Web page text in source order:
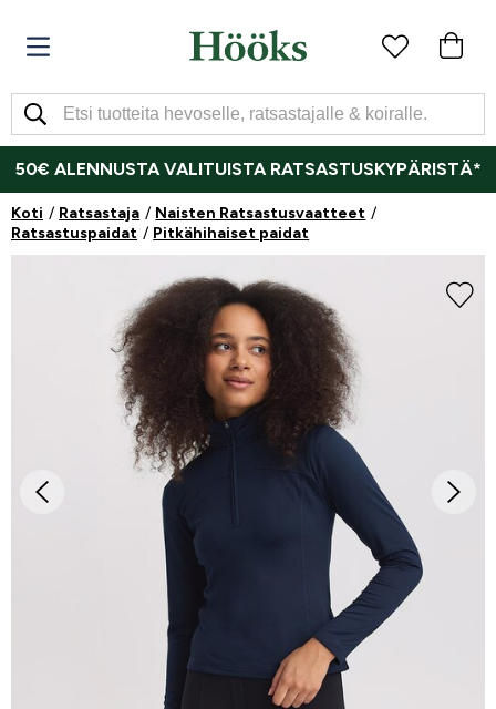
50€ ALENNUSTA VALITUISTA RATSASTUSKYPÄRISTÄ*
Koti Ratsastaja
Naisten Ratsastusvaatteet
Ratsastuspaidat
Pitkähihaiset paidat